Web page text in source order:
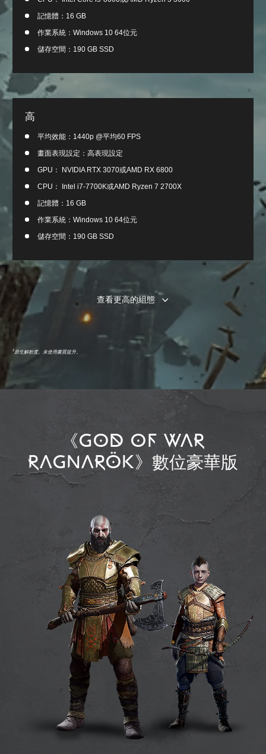
記憶體：16 GB
作業系統：Windows 10 64位元
儲存空間：190 GB SSD
高
平均效能：1440p @平均60 FPS
畫面表現設定：高表現設定
GPU： NVIDIA RTX 3070或AMD RX 6800
CPU： Intel i7-7700K或AMD Ryzen 7 2700X
記憶體：16 GB
作業系統：Windows 10 64位元
儲存空間：190 GB SSD
查看更高的組態
1原生解析度。未使用畫質提升。
《GOD OF WAR
RAGNARÖK》數位豪華版